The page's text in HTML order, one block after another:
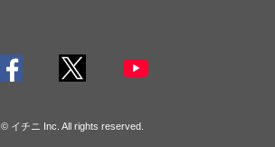
© イチニ Inc. All rights reserved.